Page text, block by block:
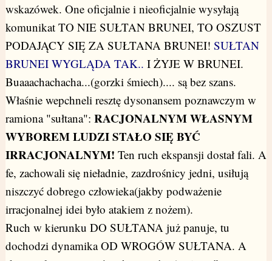
wskazówek. One oficjalnie i nieoficjalnie wysyłają
komunikat TO NIE SUŁTAN BRUNEI, TO OSZUST
PODAJĄCY SIĘ ZA SUŁTANA BRUNEI! SUŁTAN
BRUNEI WYGLĄDA TAK.. I ŻYJE W BRUNEI.
Buaaachachacha...(gorzki śmiech).... są bez szans.
Właśnie wepchneli resztę dysonansem poznawczym w
ramiona "sułtana": RACJONALNYM WŁASNYM
WYBOREM LUDZI STAŁO SIĘ BYĆ
IRRACJONALNYM! Ten ruch ekspansji dostał fali. A
fe, zachowali się nieładnie, zazdrośnicy jedni, usiłują
niszczyć dobrego człowieka(jakby podważenie
irracjonalnej idei było atakiem z nożem).
Ruch w kierunku DO SUŁTANA już panuje, tu
dochodzi dynamika OD WROGÓW SUŁTANA. A